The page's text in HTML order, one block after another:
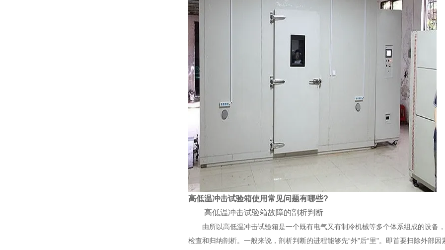
高低温冲击试验箱使用常见问题有哪些?
高低温冲击试验箱故障的剖析判断
由所以高低温冲击试验箱是一个既有电气又有制冷机械等多个体系组成的设备
检查和归纳剖析。一般来说，剖析判断的进程能够先“外"后“里"。即首要扫除外部